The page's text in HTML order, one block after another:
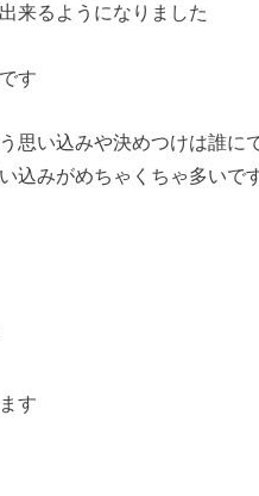
来るようになりました
す
思い込みや決めつけは誰に
込みがめちゃくちゃ多いで
す